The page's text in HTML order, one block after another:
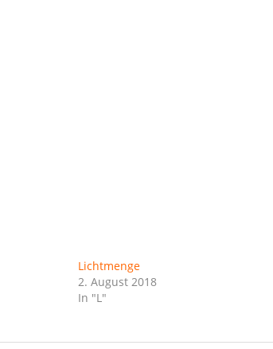
Lichtmenge
2. August 2018
In "L"